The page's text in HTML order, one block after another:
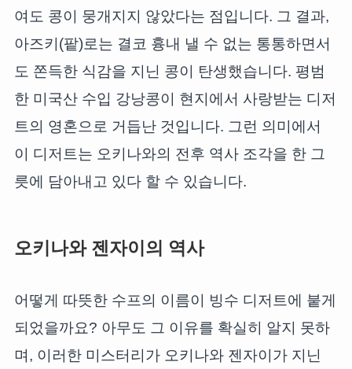
여도 콩이 뭉개지지 않았다는 점입니다. 그 결과,
아즈키(팥)로는 결코 흉내 낼 수 없는 통통하면서
도 쫀득한 식감을 지닌 콩이 탄생했습니다. 평범
한 미국산 수입 강낭콩이 현지에서 사랑받는 디저
트의 영혼으로 거듭난 것입니다. 그런 의미에서
이 디저트는 오키나와의 전후 역사 조각을 한 그
릇에 담아내고 있다 할 수 있습니다.
오키나와 젠자이의 역사
어떻게 따뜻한 수프의 이름이 빙수 디저트에 붙게
되었을까요? 아무도 그 이유를 확실히 알지 못하
며, 이러한 미스터리가 오키나와 젠자이가 지닌